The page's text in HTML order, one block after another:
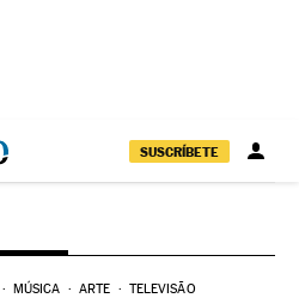
SUSCRÍBETE
MÚSICA ARTE TELEVISÃO